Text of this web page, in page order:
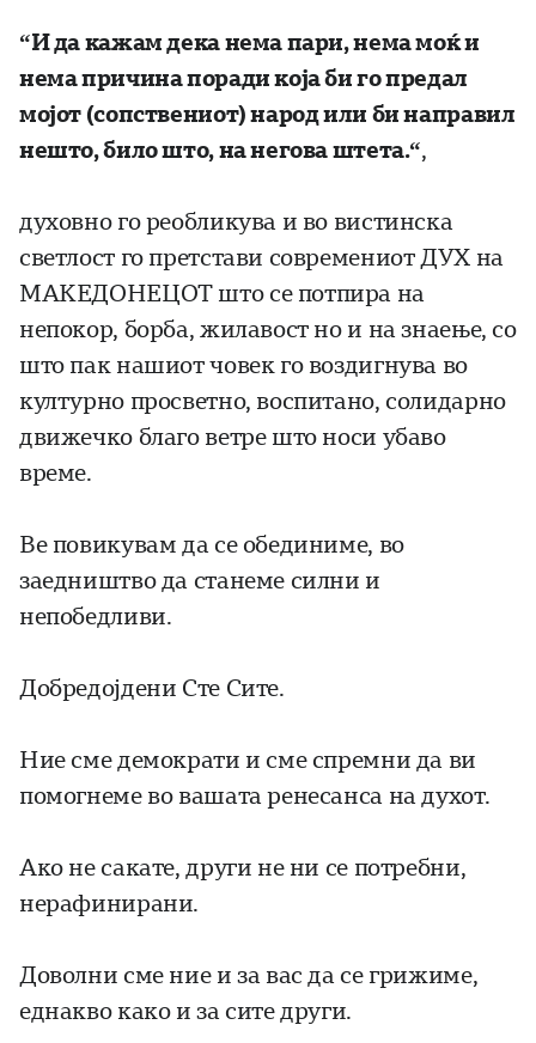
“И да кажам дека нема пари, нема моќ и
нема причина поради која би го предал
мојот (сопствениот) народ или би направил
нешто, било што, на негова штета.“,
духовно го реобликува и во вистинска
светлост го претстави современиот ДУХ на
МАКЕДОНЕЦОТ што се потпира на
непокор, борба, жилавост но и на знаење, со
што пак нашиот човек го воздигнува во
културно просветно, воспитано, солидарно
движечко благо ветре што носи убаво
време.
Ве повикувам да се обединиме, во
заедништво да станеме силни и
непобедливи.
Добредојдени Сте Сите.
Ние сме демократи и сме спремни да ви
помогнеме во вашата ренесанса на духот.
Ако не сакате, други не ни се потребни,
нерафинирани.
Доволни сме ние и за вас да се грижиме,
еднакво како и за сите други.